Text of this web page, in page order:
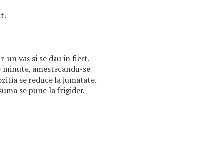
un vas si se dau in fiert.
amestecandu-se
se reduce la jumatate.
se pune la frigider.